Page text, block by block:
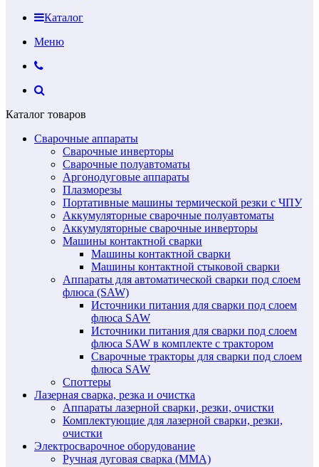
Каталог
Меню
Каталог товаров
Сварочные аппараты
Сварочные инверторы
Сварочные полуавтоматы
Аргонодуговые аппараты
Плазморезы
Портативные машины термической резки с ЧПУ
Аккумуляторные сварочные полуавтоматы
Аккумуляторные сварочные инверторы
Машины контактной сварки
Машины контактной сварки
Машины контактной стыковой сварки
Аппараты для автоматической сварки под слоем
флюса (SAW)
Источники питания для сварки под слоем
флюса SAW
Источники питания для сварки под слоем
флюса SAW в комплекте с трактором
Сварочные тракторы для сварки под слоем
флюса SAW
Споттеры
Лазерная сварка, резка и очистка
Аппараты лазерной сварки, резки, очистки
Комплектующие для лазерной сварки, резки,
очистки
Электросварочное оборудование
Ручная дуговая сварка (MMA)